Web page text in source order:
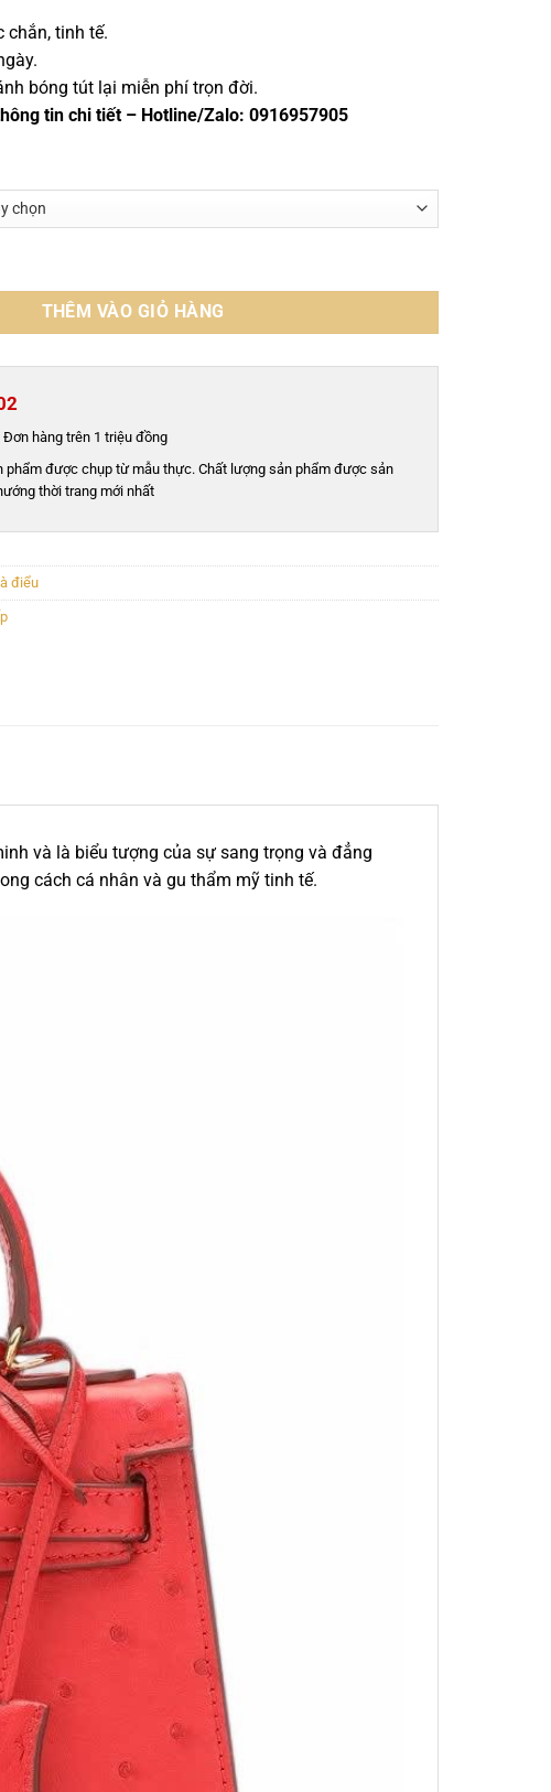
tinh tế.
bóng tút lại miễn phí trọn đời.
tin chi tiết – Hotline/Zalo: 0916957905
số lượng
THÊM VÀO GIỎ HÀNG
Đơn hàng trên 1 triệu đồng
phẩm được chụp từ mẫu thực. Chất lượng sản phẩm được sản
thời trang mới nhất
điểu
và là biểu tượng của sự sang trọng và đẳng
cách cá nhân và gu thẩm mỹ tinh tế.